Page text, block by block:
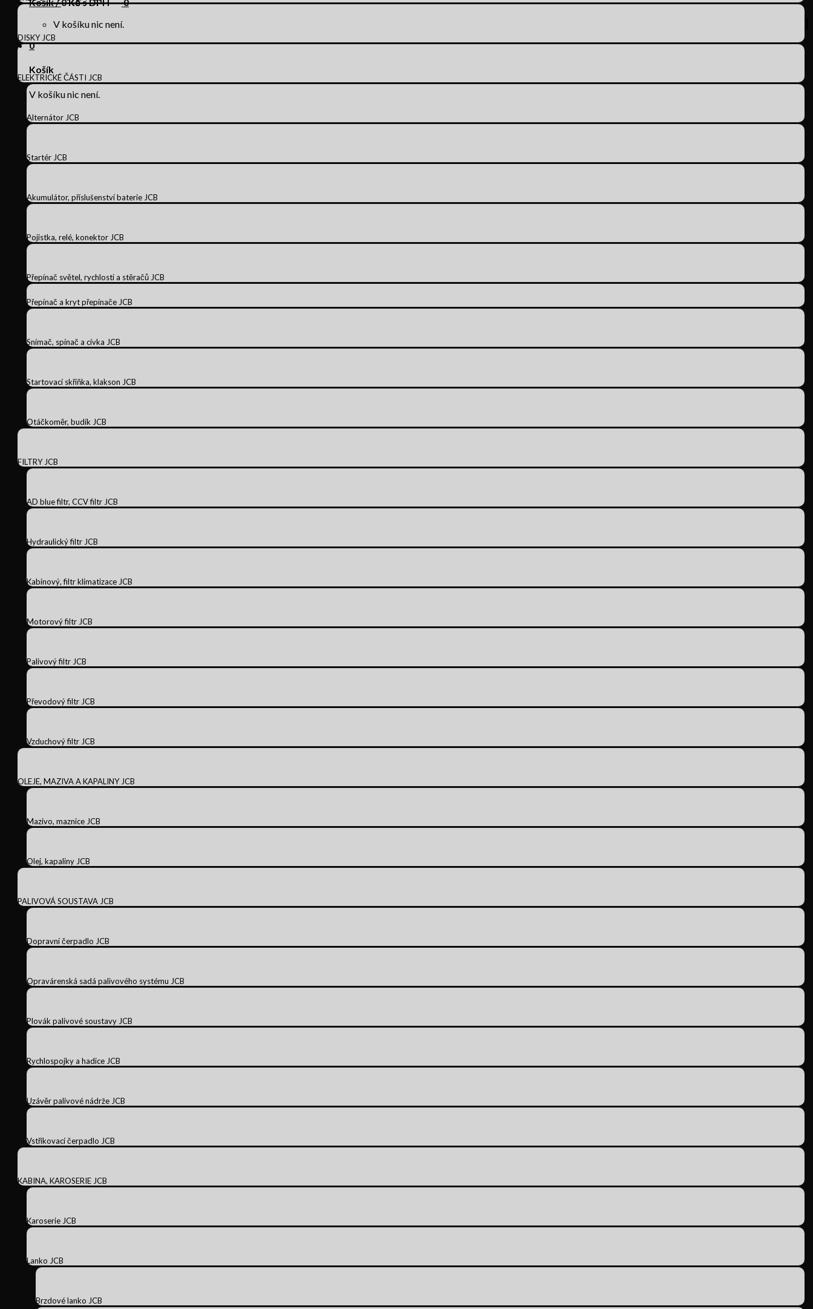
V košíku nic není.
0
Košík
V košíku nic není.
DISKY JCB
ELEKTRICKÉ ČÁSTI JCB
Alternátor JCB
Startér JCB
Akumulátor, příslušenství baterie JCB
Pojistka, relé, konektor JCB
Přepínač světel, rychlosti a stěračů JCB
Přepínač a kryt přepínače JCB
Snímač, spínač a cívka JCB
Startovací skříňka, klakson JCB
Otáčkoměr, budík JCB
FILTRY JCB
AD blue filtr, CCV filtr JCB
Hydraulický filtr JCB
Kabinový, filtr klimatizace JCB
Motorový filtr JCB
Palivový filtr JCB
Převodový filtr JCB
Vzduchový filtr JCB
OLEJE, MAZIVA A KAPALINY JCB
Mazivo, maznice JCB
Olej, kapaliny JCB
PALIVOVÁ SOUSTAVA JCB
Dopravní čerpadlo JCB
Opravárenská sadá palivového systému JCB
Plovák palivové soustavy JCB
Rychlospojky a hadice JCB
Uzávěr palivové nádrže JCB
Vstřikovací čerpadlo JCB
KABINA, KAROSERIE JCB
Karoserie JCB
Lanko JCB
Brzdové lanko JCB